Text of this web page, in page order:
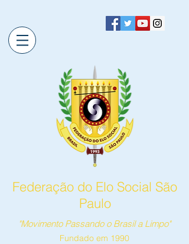
Federação do Elo Social São
Paulo
"Movimento Passando o Brasil a Limpo"
Fundado em 1990